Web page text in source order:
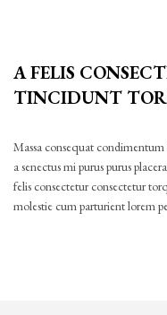
A FELIS
TINCIDUNT
Massa consequat
a senectus mi purus purus
felis consectetur consectetur
molestie cum parturient lorem